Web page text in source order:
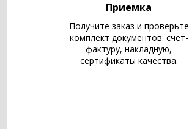
Приемка
Получите заказ и проверьте
комплект документов: счет-
фактуру, накладную,
сертификаты качества.